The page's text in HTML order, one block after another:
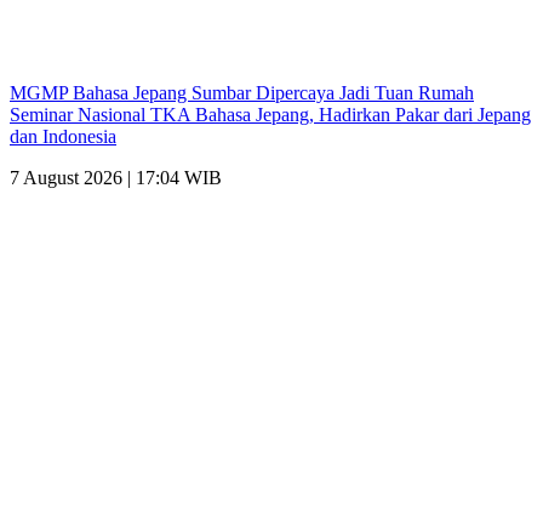
MGMP Bahasa Jepang Sumbar Dipercaya Jadi Tuan Rumah
Seminar Nasional TKA Bahasa Jepang, Hadirkan Pakar dari Jepang
dan Indonesia
7 August 2026 | 17:04 WIB